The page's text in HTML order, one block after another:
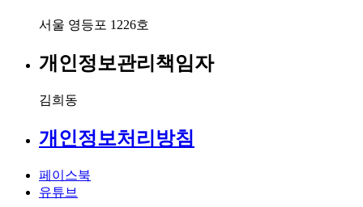
서울 영등포 1226호
개인정보관리책임자
김희동
개인정보처리방침
페이스북
유튜브